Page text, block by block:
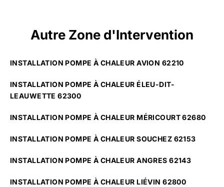
Autre Zone d'Intervention
INSTALLATION POMPE À CHALEUR AVION 62210
INSTALLATION POMPE À CHALEUR ÉLEU-DIT-
LEAUWETTE 62300
INSTALLATION POMPE À CHALEUR MÉRICOURT 62680
INSTALLATION POMPE À CHALEUR SOUCHEZ 62153
INSTALLATION POMPE À CHALEUR ANGRES 62143
INSTALLATION POMPE À CHALEUR LIÉVIN 62800